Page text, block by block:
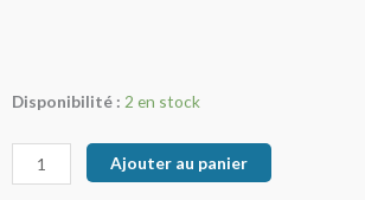
Disponibilité : 2 en stock
quantité
Eldritch
Poison
Ajouter au panier